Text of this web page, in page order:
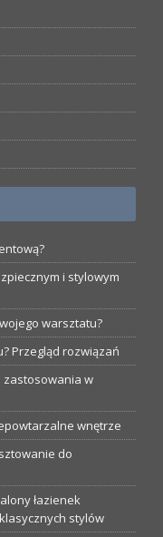
i stylowym
warsztatu?
Przegląd rozwiązań
zastosowania w
wnętrze
do
łazienek
stylów